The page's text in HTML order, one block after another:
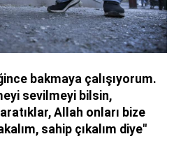
bakmaya çalışıyorum.
sevilmeyi bilsin,
Allah onları bize
sahip çıkalım diye"